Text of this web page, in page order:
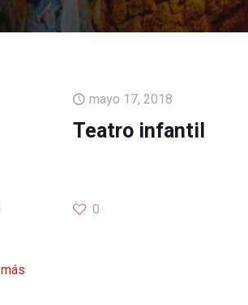
mayo 17, 2018
Teatro infantil
0